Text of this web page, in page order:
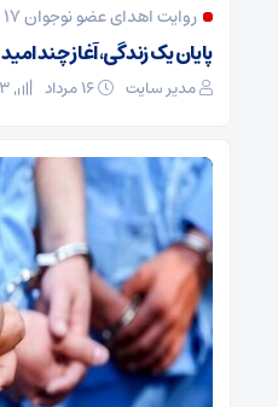
روایت اهدای عضو نوجوان ۱۷ ساله میامی
پایان یک زندگی، آغاز چند امید
مدیر سایت